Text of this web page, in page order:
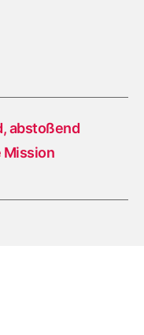
abstoßend
Mission